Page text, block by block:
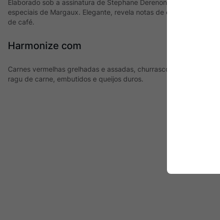
Elaborado sob a assinatura de Stephane Derenoncourt, Prieuré-
especiais de Margaux. Elegante, revela notas de cerejas e florais,
de café.
Harmonize com
Carnes vermelhas grelhadas e assadas, churrasco, cordeiro,
ragu de carne, embutidos e queijos duros.